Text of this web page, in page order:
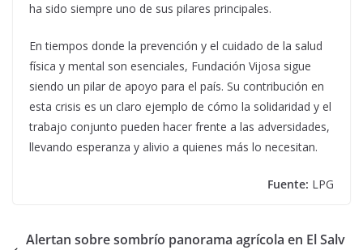
ha sido siempre uno de sus pilares principales.
En tiempos donde la prevención y el cuidado de la salud
física y mental son esenciales, Fundación Vijosa sigue
siendo un pilar de apoyo para el país. Su contribución en
esta crisis es un claro ejemplo de cómo la solidaridad y el
trabajo conjunto pueden hacer frente a las adversidades,
llevando esperanza y alivio a quienes más lo necesitan.
Fuente: LPG
Alertan sobre sombrío panorama agrícola en El Salv